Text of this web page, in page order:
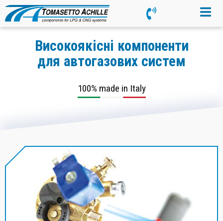
Високоякісні компоненти
для автогазових систем
100% made in Italy